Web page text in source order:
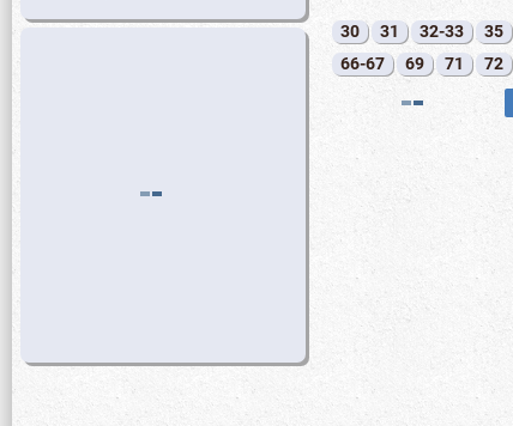
30 31 32-33 35
66-67
69 71 72